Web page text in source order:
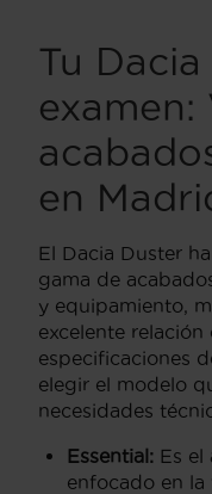
Tu
examen:
en
El Dacia Duster
gama de
y equipamiento,
excelente
especificaciones
elegir el modelo
necesidades
Essential: Es el
enfocado en